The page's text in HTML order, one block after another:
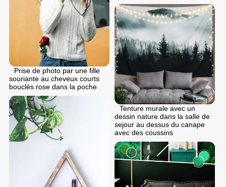
Prise de photo par une fille
souriante au cheveux courts
bouclés rose dans la poche
Tenture murale avec un
dessin nature dans la salle de
sejour au dessus du canape
avec des coussins